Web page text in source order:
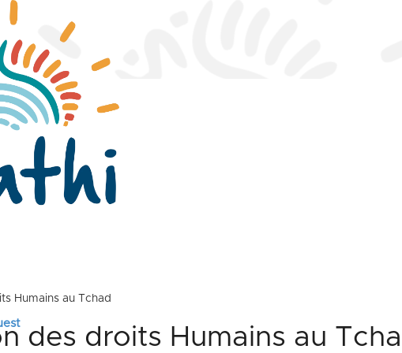
Humains au Tchad
des droits Humains au